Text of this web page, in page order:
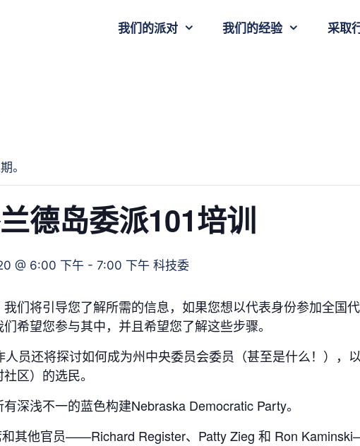
我们的派对 我们的经验 采取
。
德岛委派101培训
@ 6:00 下午 - 7:00 下午 科技委
我们将引导您了解所需的信息，如果您想以代表身份参加全国
希望您参与其中，并且希望您了解这些步骤。
人员还将探讨如何成为州中央委员会委员（甚至是什么！），
区）的选民。
深浅不一的蓝色构建Nebraska Democratic Party。
其他官员——Richard Register、Patty Zieg 和 Ron